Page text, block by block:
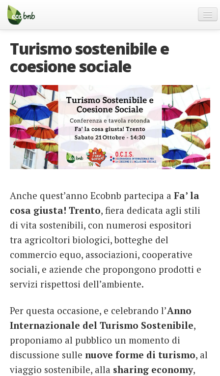
Menu
Salta
contenuto
Offerte Speciali
Regali
FAQ
Chi Siamo
Partner
Contatti
Italiano
English
Spanish
Italiano
Turismo sostenibile e
coesione sociale
Anche quest’anno Ecobnb partecipa a Fa’ la
cosa giusta! Trento, fiera dedicata agli stili
di vita sostenibili, con numerosi espositori
tra agricoltori biologici, botteghe del
commercio equo, associazioni, cooperative
sociali, e aziende che propongono prodotti e
servizi rispettosi dell’ambiente.
Per questa occasione, e celebrando l’Anno
Internazionale del Turismo Sostenibile,
proponiamo al pubblico un momento di
discussione sulle nuove forme di turismo, al
viaggio sostenibile, alla sharing economy,